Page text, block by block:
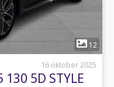
12
16 oktober 2025
5D STYLE